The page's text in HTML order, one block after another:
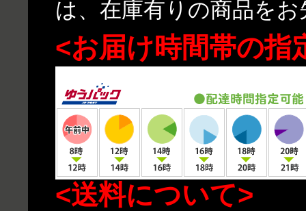
は、在庫有りの商品を
<お届け時間帯の指
<送料について>